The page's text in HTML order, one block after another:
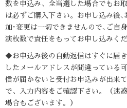
数を申込み、全当選した場合でもお
は必ずご購入下さい。お申し込み後
加･変更は一切できませんので､ご自
演枚数で責任をもってお申し込みく
◆お申込み後の自動返信はすぐに届
したメールアドレスが間違っている
信が届かないと受付お申込みが出来
で、入力内容をご確認下さい。（迷
場合もございます。）